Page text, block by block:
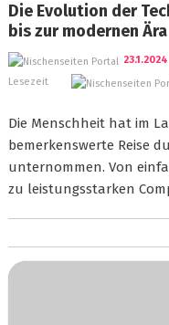
Die Evolution der
bis zur modernen Ära
23.1.2024
Lesezeit
Die Menschheit hat im
bemerkenswerte Reise
unternommen. Von
zu leistungsstarken